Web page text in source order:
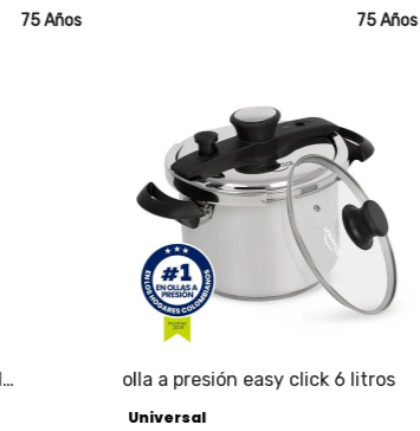
75 Años 75 Años
olla a presión easy click 6 litros
Universal